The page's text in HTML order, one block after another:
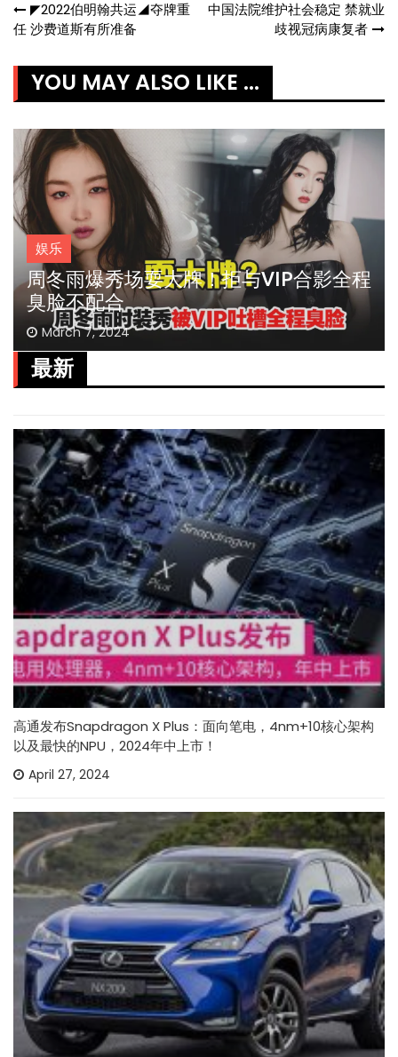
Post
◤2022伯明翰共运◢夺牌重
任 沙费道斯有所准备
中国法院维护社会稳定 禁就业
歧视冠病康复者
YOU MAY ALSO LIKE ...
娱乐
周冬雨爆秀场耍大牌！拒与VIP合影全程
臭脸不配合
March 7, 2024
最新
高通发布Snapdragon X Plus：面向笔电，4nm+10核心架构
以及最快的NPU，2024年中上市！
April 27, 2024